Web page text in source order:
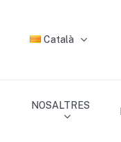
Català
NOSALTRES